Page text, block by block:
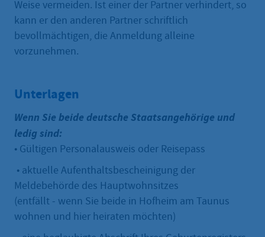
Weise vermeiden. Ist einer der Partner verhindert, so
kann er den anderen Partner schriftlich
bevollmächtigen, die Anmeldung alleine
vorzunehmen.
Unterlagen
Wenn Sie beide deutsche Staatsangehörige und
ledig sind:
• Gültigen Personalausweis oder Reisepass
• aktuelle Aufenthaltsbescheinigung der
Meldebehörde des Hauptwohnsitzes
(entfällt - wenn Sie beide in Hofheim am Taunus
wohnen und hier heiraten möchten)